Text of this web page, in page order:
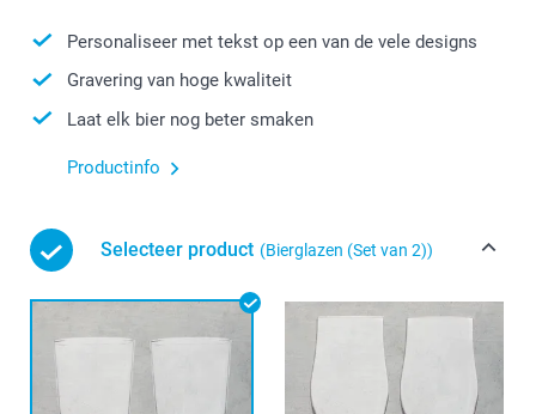
Personaliseer met tekst op een van de vele designs
Gravering van hoge kwaliteit
Laat elk bier nog beter smaken
Productinfo
Selecteer product (Bierglazen (Set van 2))